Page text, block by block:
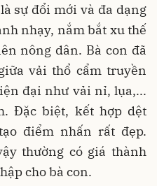
sự đổi mới và đa dạng
nhạy, nắm bắt xu thế
nông dân. Bà con đã
vải thổ cẩm truyền
đại như vải nỉ, lụa,...
Đặc biệt, kết hợp dệt
điểm nhấn rất đẹp.
thường có giá thành
cho bà con.